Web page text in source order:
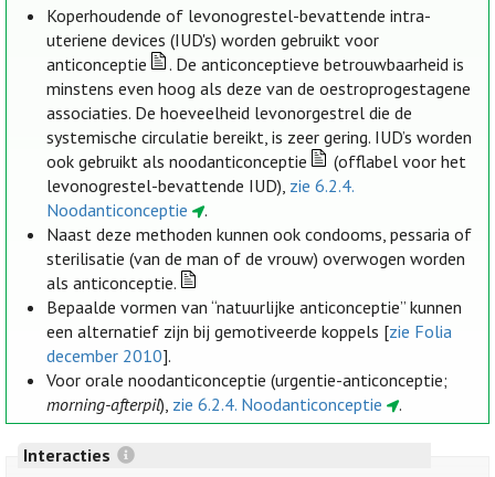
Koperhoudende of levonogrestel-bevattende intra-
uteriene devices (IUD's) worden gebruikt voor
anticonceptie
. De anticonceptieve betrouwbaarheid is
minstens even hoog als deze van de oestroprogestagene
associaties. De hoeveelheid levonorgestrel die de
systemische circulatie bereikt, is zeer gering. IUD’s worden
ook gebruikt als noodanticonceptie
(offlabel voor het
levonogrestel-bevattende IUD), zie 6.2.4.
Noodanticonceptie
.
Naast deze methoden kunnen ook condooms, pessaria of
sterilisatie (van de man of de vrouw) overwogen worden
als anticonceptie.
Bepaalde vormen van “natuurlijke anticonceptie” kunnen
een alternatief zijn bij gemotiveerde koppels [zie Folia
december 2010].
Voor orale noodanticonceptie (urgentie-anticonceptie;
morning-afterpil), zie 6.2.4. Noodanticonceptie .
Interacties